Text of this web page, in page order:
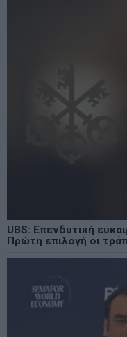
UBS: Επενδυτική
Πρώτη επιλογή οι